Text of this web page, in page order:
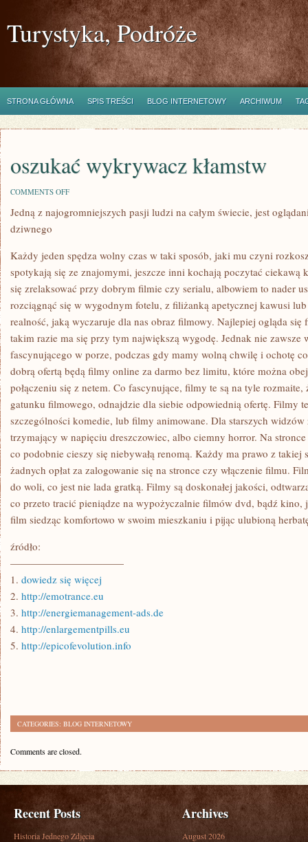
Turystyka, Podróże
STRONA GŁÓWNA SPIS TREŚCI BLOG INTERNETOWY ARCHIWUM
oszukać wykrywacz kłamstw
COMMENTS OFFON
WYKRYWACZ
KŁAMSTW
Jedną z najogromniejszych pasji ludzi na całym świecie, jest
dziwnego
Każdy jeden spędza wolny czas w taki sposób, jaki mu czyni
spotykają się ze znajomymi, jeszcze inni kochają poczytać
się zrelaksować przy dobrym filmie czy serialu, albowiem to nader
rozciągnąć się w wygodnym fotelu, z filiżanką apetycznej kawusi
realność, jaką wyczaruje dla nas obraz filmowy. Najlepiej ogląda
takim razie ma się przy tym największą wygodę. Jednak nie zawsze
fascynującego w porze, podczas gdy mamy wolną chwilę i ochotę
dobrą ofertą będą filmy online za darmo bez limitu, które można
połączeniu się z netem. Co fascynujące, filmy te są na tyle
gatunku filmowego, odnajdzie dla siebie odpowiednią ofertę. Filmy
szczególności komedie, lub filmy animowane. Dla starszych widzów
trzymający w napięciu dreszczowiec, albo ciemny horror. Na
co podobnie cieszy się niebywałą renomą. Każdy ma prawo z takiej
żadnych opłat za zalogowanie się na stronce czy włączenie filmu.
do woli, co jest nie lada gratką. Filmy są doskonałej jakości,
co przeto tracić pieniądze na wypożyczalnie filmów dvd, bądź kino,
film siedząc komfortowo w swoim mieszkaniu i pijąc ulubioną
źródło:
———————————
1. dowiedz się więcej
2. http://emotrance.eu
3. http://energiemanagement-ads.de
4. http://enlargementpills.eu
5. http://epicofevolution.info
CATEGORIES: BLOG INTERNETOWY
Comments are closed.
Recent Posts
Historia Jednego Zdjęcia
Archives
August 2026